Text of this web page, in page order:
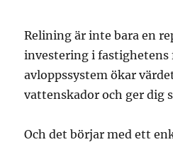
Relining är inte bara en
investering i
avloppssystem ökar
vattenskador och ger dig
Och det börjar med ett